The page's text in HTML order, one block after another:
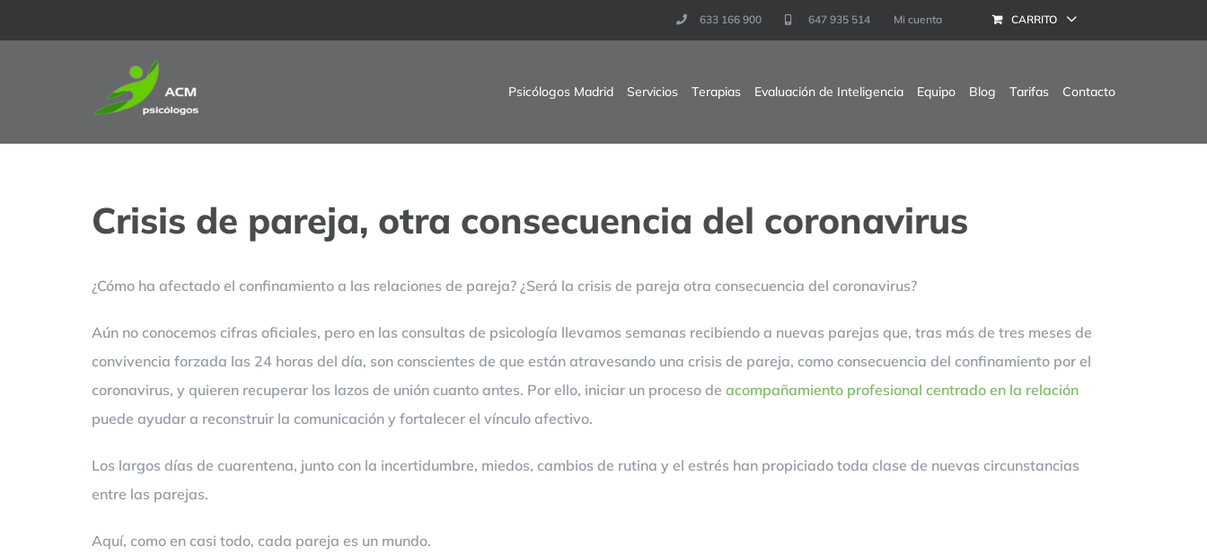
al
633 166 900 647 935 514 Mi cuenta CARRITO
Psicólogos Madrid Servicios Terapias Evaluación de Inteligencia Equipo Blog Tarifas Contacto
Crisis de pareja, otra consecuencia del coronavirus
¿Cómo ha afectado el confinamiento a las relaciones de pareja? ¿Será la crisis de pareja otra consecuencia del coronavirus?
Aún no conocemos cifras oficiales, pero en las consultas de psicología llevamos semanas recibiendo a nuevas parejas que, tras más de tres meses de
convivencia forzada las 24 horas del día, son conscientes de que están atravesando una crisis de pareja, como consecuencia del confinamiento por el
coronavirus, y quieren recuperar los lazos de unión cuanto antes. Por ello, iniciar un proceso de acompañamiento profesional centrado en la relación
puede ayudar a reconstruir la comunicación y fortalecer el vínculo afectivo.
Los largos días de cuarentena, junto con la incertidumbre, miedos, cambios de rutina y el estrés han propiciado toda clase de nuevas circunstancias
entre las parejas.
Aquí, como en casi todo, cada pareja es un mundo.